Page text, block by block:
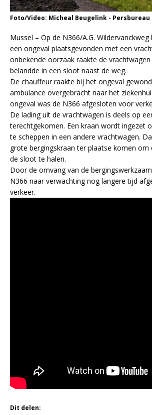
Foto/Video: Micheal Beugelink -
Mussel – Op de N366/A.G.
een ongeval plaatsgevonden met een
onbekende oorzaak raakte de
belandde in een sloot naast de weg.
De chauffeur raakte bij het ongeval
ambulance overgebracht naar het
ongeval was de N366 afgesloten voor
De lading uit de vrachtwagen is deels op
terechtgekomen. Een kraan wordt ingezet
te scheppen in een andere vrachtwagen.
grote bergingskraan ter plaatse komen om
de sloot te halen.
Door de omvang van de
N366 naar verwachting nog langere tijd
verkeer.
Dit delen: